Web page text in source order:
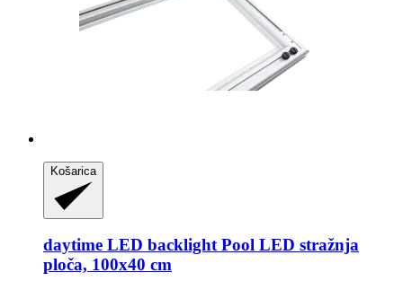
Košarica
daytime LED backlight Pool LED stražnja
ploča, 100x40 cm